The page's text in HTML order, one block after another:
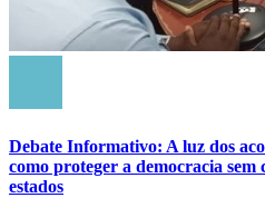
Debate Informativo: A luz dos
como proteger a democracia sem
estados